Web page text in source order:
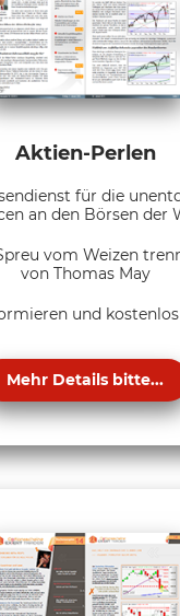
Aktien-Perlen
für die
an den Börsen der
vom Weizen
von Thomas May
und
Mehr Details bitte...